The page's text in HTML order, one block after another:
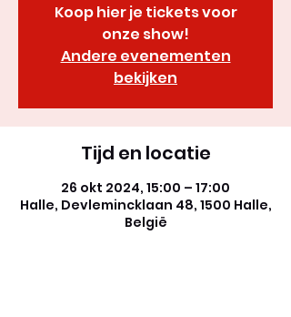
Koop hier je tickets voor
onze show!
Andere evenementen
bekijken
Tijd en locatie
26 okt 2024, 15:00 – 17:00
Halle, Devlemincklaan 48, 1500 Halle,
België